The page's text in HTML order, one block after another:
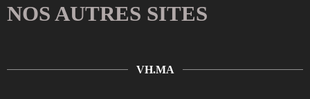
NOS AUTRES SITES
VH.MA